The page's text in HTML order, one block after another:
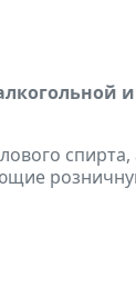
спирта,